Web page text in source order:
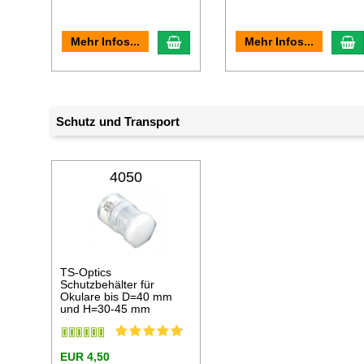
Mehr Infos... In den Warenkorb
Mehr Infos...
Schutz und Transport
4050
TS-Optics
Schutzbehälter für
Okulare bis D=40 mm
und H=30-45 mm
EUR 4,50